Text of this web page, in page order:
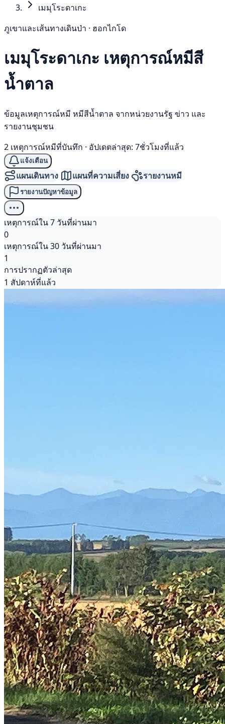
เมมุโระดาเกะ
ภูเขาและเส้นทางเดินป่า · ฮอกไกโด
เมมุโระดาเกะ เหตุการณ์หมีสี
น้ำตาล
ข้อมูลเหตุการณ์หมี หมีสีน้ำตาล จากหน่วยงานรัฐ ข่าว และ
รายงานชุมชน
2 เหตุการณ์หมีที่บันทึก · อัปเดตล่าสุด: 7ชั่วโมงที่แล้ว
แจ้งเตือน
แผนเดินทาง แผนที่ความเสี่ยง รายงานหมี
รายงานปัญหาข้อมูล
เหตุการณ์ใน 7 วันที่ผ่านมา
0
เหตุการณ์ใน 30 วันที่ผ่านมา
1
การปรากฏตัวล่าสุด
1 สัปดาห์ที่แล้ว